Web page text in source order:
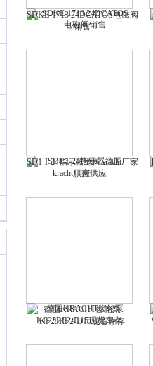
SDKE-1713 24DCATOS电磁阀
销售
SD1-I-24指示器德国kracht厂家
供应
德国KRACHT齿轮泵
KF25RF2-D15现货库存